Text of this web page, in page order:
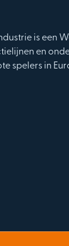
is een
en
spelers in